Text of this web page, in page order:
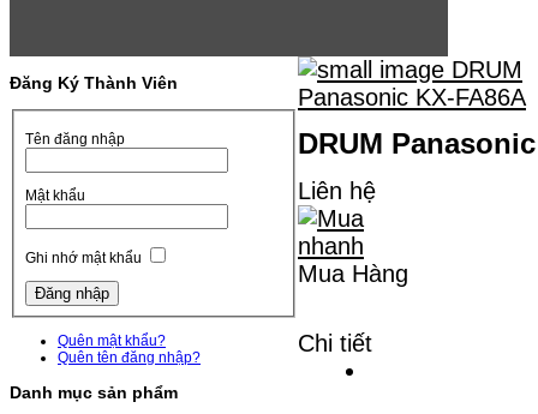
Đăng Ký Thành Viên
Tên đăng nhập
Mật khẩu
Ghi nhớ mật khẩu
Quên mật khẩu?
Quên tên đăng nhập?
Danh mục sản phẩm
DRUM
Liên hệ
Mua Hàng
Chi tiết